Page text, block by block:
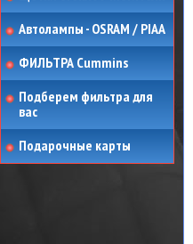
Автолампы - OSRAM / PIAA
ФИЛЬТРА Cummins
Подберем фильтра для
вас
Подарочные карты